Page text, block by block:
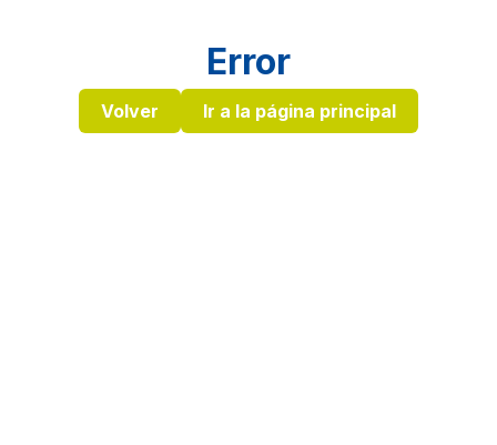
Error
Volver Ir a la página principal